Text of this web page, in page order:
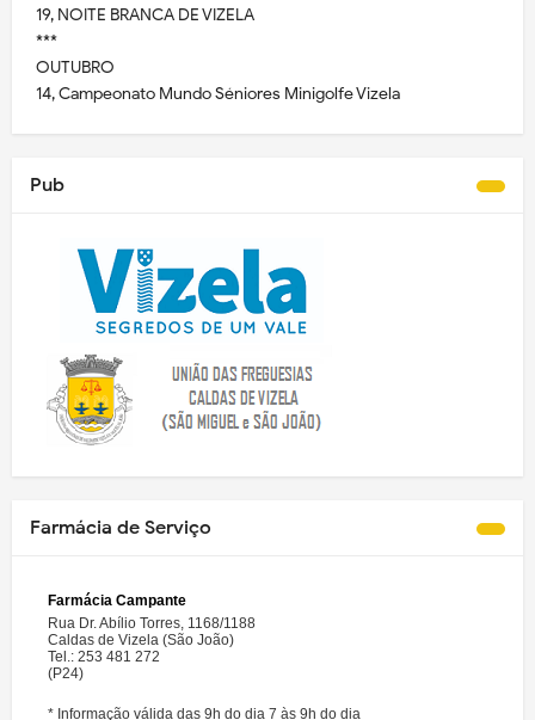
19, NOITE BRANCA DE VIZELA
***
OUTUBRO
14, Campeonato Mundo Séniores Minigolfe Vizela
Pub
Farmácia de Serviço